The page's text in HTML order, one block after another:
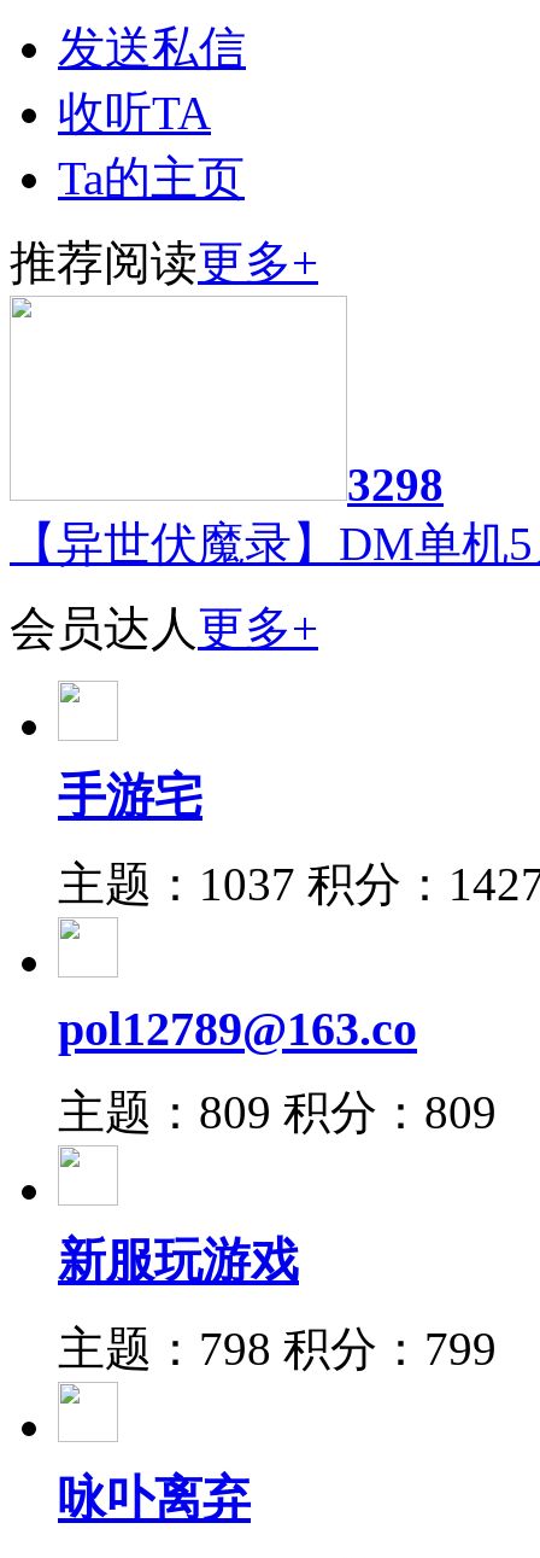
发送私信
收听TA
Ta的主页
推荐阅读更多+
3298
【异世伏魔录】DM单机
会员达人更多+
手游宅
主题：1037 积分：
pol12789@163.co
主题：809 积分：809
新服玩游戏
主题：798 积分：799
咏卟离弃